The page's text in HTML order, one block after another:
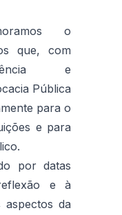
o
que, com
e
Pública
para o
e para
por datas
e à
aspectos da